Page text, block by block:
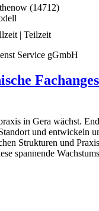
(14712)
| Teilzeit
Service gGmbH
in Gera wächst.
und entwickeln
Strukturen und
spannende